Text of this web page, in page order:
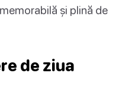
și plină de
de ziua